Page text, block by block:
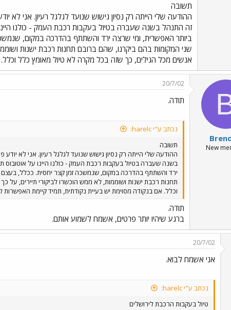
תשובה
ההודעה שלי הייתה רק נסיון גישוש שנועד לגלגל רעיון. אני לא
זה התנהל בשנה שעברה בטיול בעקבות רכבת העמק - כולנו
ביותר האפשרית, ומי שרצה ירד והשתתף בהדרכה במקום,
שני המקומות בהם ביקרנו, שהם ברובם תחנות רכבת ישנות
אנשים מכל הגילים, כך שזה בכל מקרה לא טיול מאומץ כלל
New
20/7/02
תודה.
נכתב ע"י harelc:
תשובה
ההודעה שלי הייתה רק נסיון גישוש שנועד לגלגל רעיון. אני לא
בשנה שעברה בטיול בעקבות רכבת העמק - כולנו היינו על אוטובוס
ירד והשתתף בהדרכה במקום, שנמשכה זמן קצר יחסית. ככלל, בעצם
תחנות רכבת ישנות ושוממות, לא ממש הוכשרו לביקורי תיירים,
וכלל. אם בנקודה מסוימת יש בעיית נקודתית, תמיד קיימת האפשרות
תודה.
ברגע שיהיו יותר פרטים, אשמח לשמוע אותם.
20/7/02
אני אשמח לבוא.
נכתב ע"י harelc:
טיול בעקבות הרכבת לירושלים